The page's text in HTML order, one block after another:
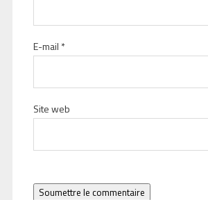
E-mail *
Site web
Soumettre le commentaire